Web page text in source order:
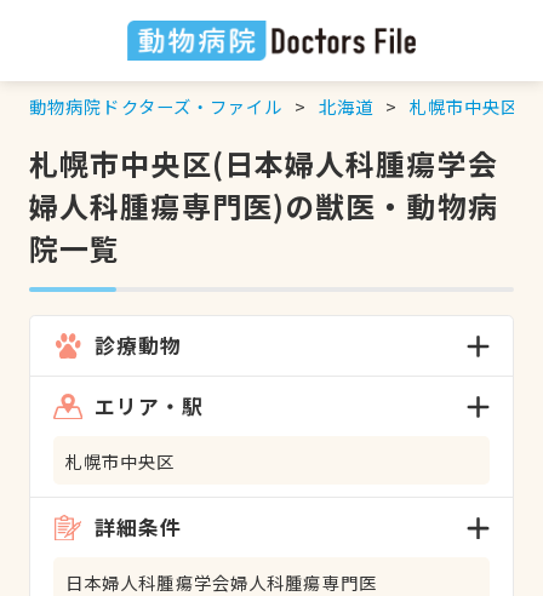
動物病院ドクターズ・ファイル 北海道 札幌市中央区
札幌市中央区(日本婦人科腫瘍学会
婦人科腫瘍専門医)の獣医・動物病
院一覧
診療動物
エリア・駅
札幌市中央区
詳細条件
日本婦人科腫瘍学会婦人科腫瘍専門医